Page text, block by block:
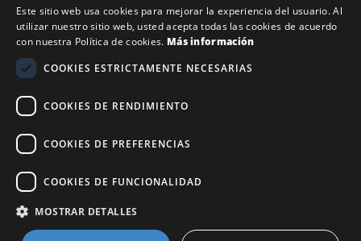
CONTACTO
Tel 0034 93 713 37 30
sermovil@sertronic.es
Acceso intranet para representantes
Este sitio web usa cookies para mejorar la experiencia del usuario. Al
utilizar nuestro sitio web, usted acepta todas las cookies de acuerdo
con nuestra Política de cookies. Más información
COOKIES ESTRICTAMENTE NECESARIAS
COOKIES DE RENDIMIENTO
COOKIES DE PREFERENCIAS
COOKIES DE FUNCIONALIDAD
MOSTRAR DETALLES